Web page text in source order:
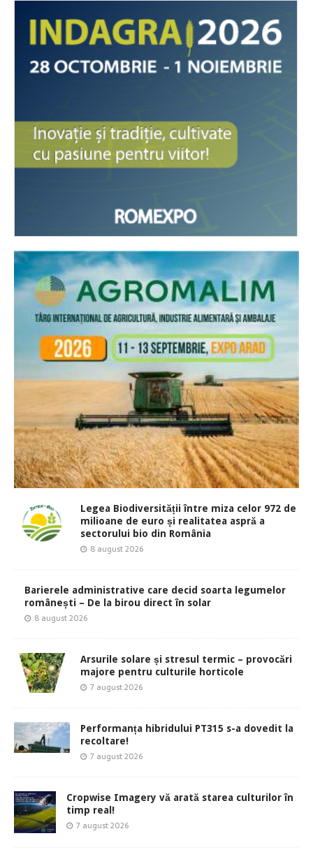
Legea Biodiversității între miza celor 972 de
milioane de euro și realitatea aspră a
sectorului bio din România
8 august 2026
Barierele administrative care decid soarta legumelor
românești – De la birou direct în solar
8 august 2026
Arsurile solare și stresul termic – provocări
majore pentru culturile horticole
7 august 2026
Performanța hibridului PT315 s-a dovedit la
recoltare!
7 august 2026
Cropwise Imagery vă arată starea culturilor în
timp real!
7 august 2026